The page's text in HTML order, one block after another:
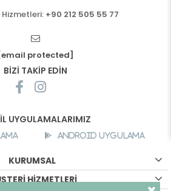
+90 212 505 55 77
[email protected]
BİZİ TAKİP EDİN
UYGULAMALARIMIZ
Android Uygulama
KURUMSAL
HİZMETLERİ